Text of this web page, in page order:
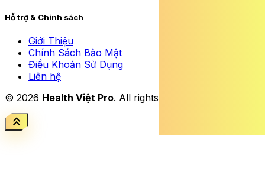
Hỗ trợ & Chính sách
Giới Thiệu
Chính Sách Bảo Mật
Điều Khoản Sử Dụng
Liên hệ
© 2026 Health Việt Pro. All rights reserved.
keyboard_double_arrow_up